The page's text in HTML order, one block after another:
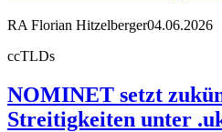
RA Florian Hitzelberger04.06.2026
ccTLDs
NOMINET setzt
Streitigkeiten unter